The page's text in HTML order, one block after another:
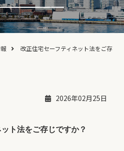
改正住宅セーフティネット法をご存
2026年02月25日
ト法をご存じですか？